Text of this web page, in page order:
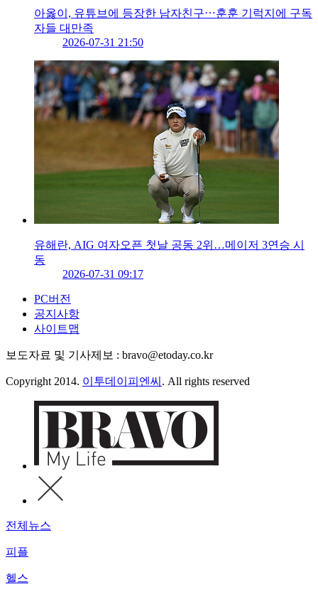
아옳이, 유튜브에 등장한 남자친구⋯훈훈 기럭지에 구독
자들 대만족
2026-07-31 21:50
유해란, AIG 여자오픈 첫날 공동 2위…메이저 3연승 시
동
2026-07-31 09:17
PC버전
공지사항
사이트맵
보도자료 및 기사제보 : bravo@etoday.co.kr
Copyright 2014. 이투데이피엔씨 . All rights reserved
전체뉴스
피플
헬스